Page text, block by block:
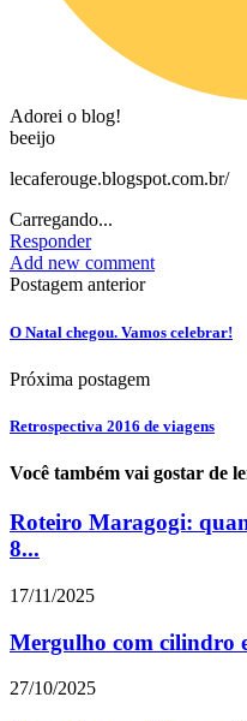
Adorei o blog!
beeijo
lecaferouge.blogspot.com.br/
Carregando...
Responder
Add new comment
Postagem anterior
O Natal chegou. Vamos celebrar!
Próxima postagem
Retrospectiva 2016 de viagens
Você também vai gostar de
Roteiro Maragogi:
8...
17/11/2025
Mergulho com cilindro
27/10/2025